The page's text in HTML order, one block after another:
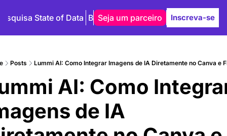
State of Data Blog Autores
Seja um parceiro Inscreva-se
Posts Lummi AI: Como Integrar Imagens de IA Diretamente no Canva e
AI: Como
de IA